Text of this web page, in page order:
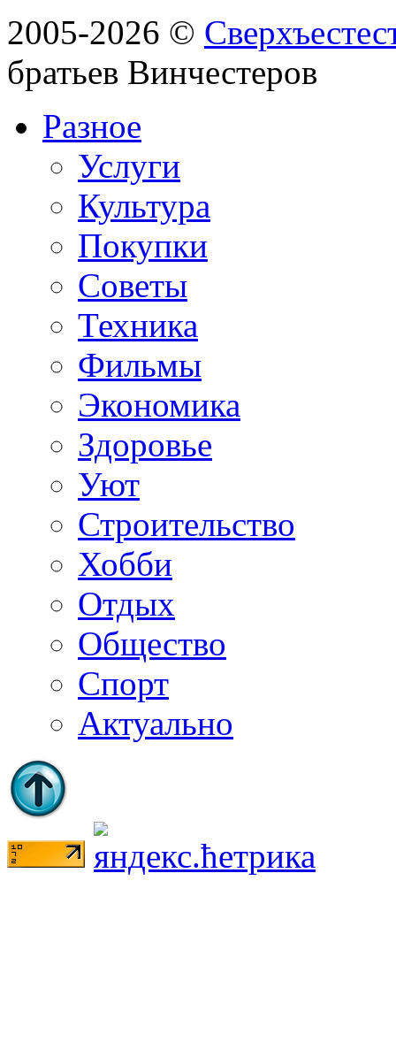
2005-2026 ©
братьев Винчестеров
Разное
Услуги
Культура
Покупки
Советы
Техника
Фильмы
Экономика
Здоровье
Уют
Строительство
Хобби
Отдых
Общество
Спорт
Актуально